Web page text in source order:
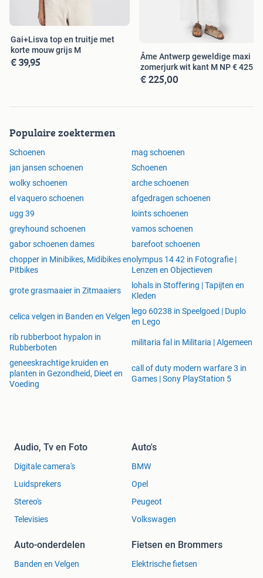
Gai+Lisva top en truitje met
korte mouw grijs M
€ 39,95
Âme Antwerp geweldige maxi
zomerjurk wit kant M NP € 425
€ 225,00
Populaire zoektermen
Schoenen
mag schoenen
jan jansen schoenen
Schoenen
wolky schoenen
arche schoenen
el vaquero schoenen
afgedragen schoenen
ugg 39
loints schoenen
greyhound schoenen
vamos schoenen
gabor schoenen dames
barefoot schoenen
chopper in Minibikes, Midibikes en
Pitbikes
olympus 14 42 in Fotografie |
Lenzen en Objectieven
grote grasmaaier in Zitmaaiers
lohals in Stoffering | Tapijten en
Kleden
celica velgen in Banden en Velgen
lego 60238 in Speelgoed | Duplo
en Lego
rib rubberboot hypalon in
Rubberboten
militaria fal in Militaria | Algemeen
geneeskrachtige kruiden en
planten in Gezondheid, Dieet en
Voeding
call of duty modern warfare 3 in
Games | Sony PlayStation 5
Audio, Tv en Foto
Digitale camera's
Luidsprekers
Stereo's
Televisies
Auto's
BMW
Opel
Peugeot
Volkswagen
Auto-onderdelen
Banden en Velgen
Fietsen en Brommers
Elektrische fietsen